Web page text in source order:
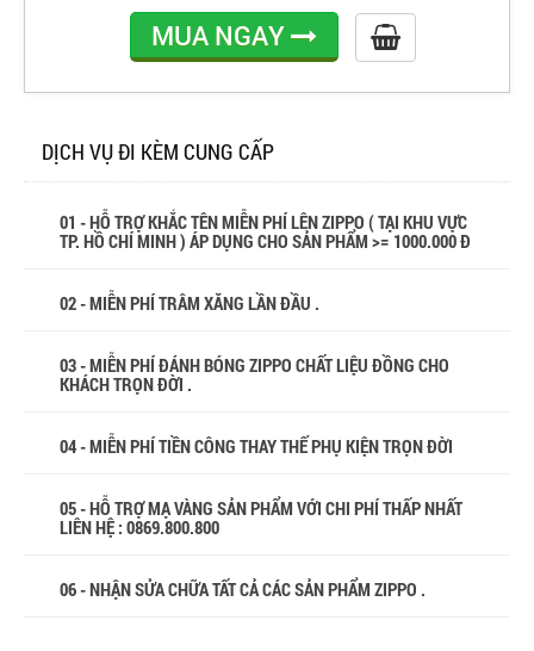
MUA NGAY
DỊCH VỤ ĐI KÈM CUNG CẤP
01 - HỖ TRỢ KHẮC TÊN MIỄN PHÍ LÊN ZIPPO ( TẠI KHU VỰC
TP. HỒ CHÍ MINH ) ÁP DỤNG CHO SẢN PHẨM >= 1000.000 Đ
02 - MIỄN PHÍ TRÂM XĂNG LẦN ĐẦU .
03 - MIỄN PHÍ ĐÁNH BÓNG ZIPPO CHẤT LIỆU ĐỒNG CHO
KHÁCH TRỌN ĐỜI .
04 - MIỄN PHÍ TIỀN CÔNG THAY THẾ PHỤ KIỆN TRỌN ĐỜI
05 - HỖ TRỢ MẠ VÀNG SẢN PHẨM VỚI CHI PHÍ THẤP NHẤT
LIÊN HỆ : 0869.800.800
06 - NHẬN SỬA CHỮA TẤT CẢ CÁC SẢN PHẨM ZIPPO .